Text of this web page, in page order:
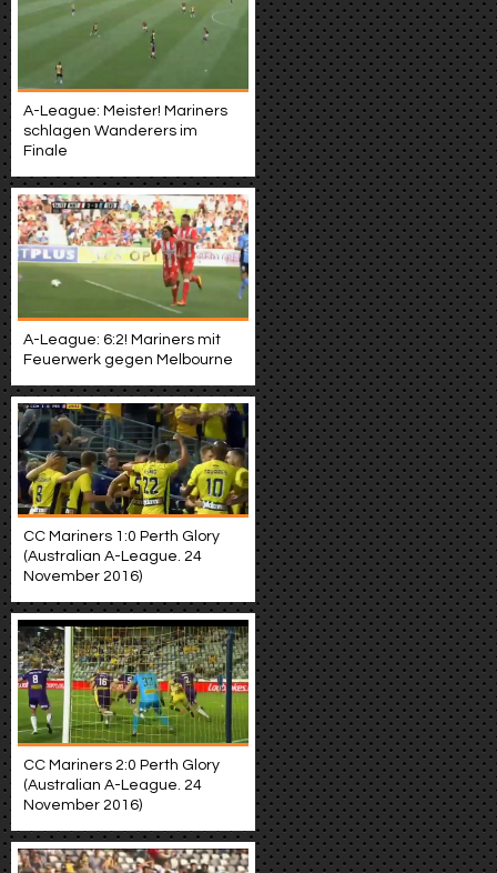
A-League: Meister! Mariners
schlagen Wanderers im
Finale
A-League: 6:2! Mariners mit
Feuerwerk gegen Melbourne
CC Mariners 1:0 Perth Glory
(Australian A-League. 24
November 2016)
CC Mariners 2:0 Perth Glory
(Australian A-League. 24
November 2016)